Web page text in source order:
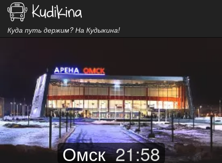
Куда путь держим? На Кудыкина!
Омск 21:58